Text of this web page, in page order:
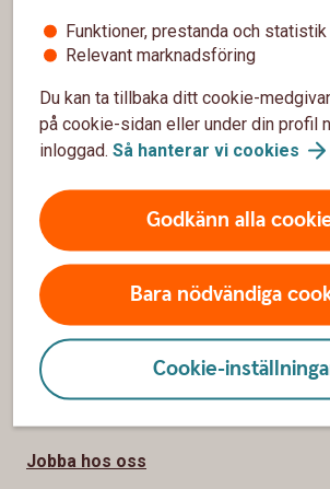
Funktioner, prestanda och statistik
Relevant marknadsföring
Du kan ta tillbaka ditt cookie-
på cookie-sidan eller under din profil
inloggad. Så hanterar vi cookies
Godkänn alla
Bara nödvändiga
Cookie-
Sidfot
Hitta snabbt
Kontakta oss
Spärrhjälp
Bli kund
Priser, räntor och kurser
Om oss
Vår verksamhet
Jobba hos oss